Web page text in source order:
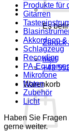
Es
Zurück
mail
+43
Warenkorb
Produkte für
Gitarren
Akkordeon
Schlagzeug
Recording
PA-
Mikrofone
Noten
Zubehör
Licht
Haben Sie
gerne weiter.